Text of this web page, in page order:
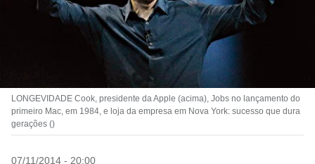
LONGEVIDADE Cook, presidente da Apple (acima), Jobs no lançamento do
primeiro Mac, em 1984, e loja da empresa em Nova York: sucesso que dura
gerações ()
07/11/2014 - 20:00